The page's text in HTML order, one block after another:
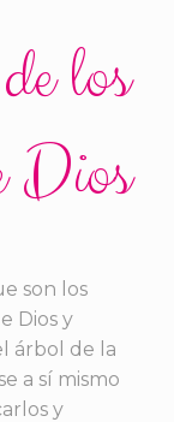
los
Dios
son los
Dios y
árbol de la
a sí mismo
y